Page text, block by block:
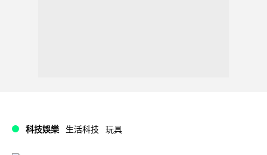
科技娛樂 生活科技 玩具